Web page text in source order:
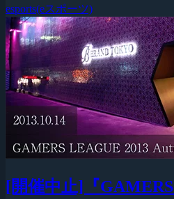
esports(eスポーツ)
[開催中止]『